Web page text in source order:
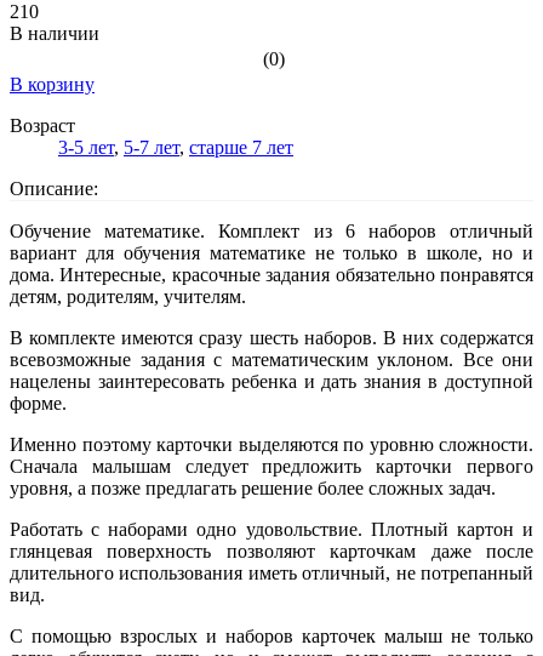
210
В наличии
(0)
В корзину
Возраст
3-5 лет, 5-7 лет, старше 7 лет
Описание:
Обучение математике. Комплект из 6 наборов отличный
вариант для обучения математике не только в школе, но и
дома. Интересные, красочные задания обязательно понравятся
детям, родителям, учителям.
В комплекте имеются сразу шесть наборов. В них содержатся
всевозможные задания с математическим уклоном. Все они
нацелены заинтересовать ребенка и дать знания в доступной
форме.
Именно поэтому карточки выделяются по уровню сложности.
Сначала малышам следует предложить карточки первого
уровня, а позже предлагать решение более сложных задач.
Работать с наборами одно удовольствие. Плотный картон и
глянцевая поверхность позволяют карточкам даже после
длительного использования иметь отличный, не потрепанный
вид.
С помощью взрослых и наборов карточек малыш не только